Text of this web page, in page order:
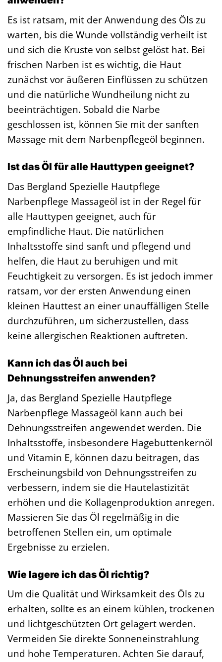
Es ist ratsam, mit der Anwendung des Öls zu
warten, bis die Wunde vollständig verheilt ist
und sich die Kruste von selbst gelöst hat. Bei
frischen Narben ist es wichtig, die Haut
zunächst vor äußeren Einflüssen zu schützen
und die natürliche Wundheilung nicht zu
beeinträchtigen. Sobald die Narbe
geschlossen ist, können Sie mit der sanften
Massage mit dem Narbenpflegeöl beginnen.
Ist das Öl für alle Hauttypen geeignet?
Das Bergland Spezielle Hautpflege
Narbenpflege Massageöl ist in der Regel für
alle Hauttypen geeignet, auch für
empfindliche Haut. Die natürlichen
Inhaltsstoffe sind sanft und pflegend und
helfen, die Haut zu beruhigen und mit
Feuchtigkeit zu versorgen. Es ist jedoch immer
ratsam, vor der ersten Anwendung einen
kleinen Hauttest an einer unauffälligen Stelle
durchzuführen, um sicherzustellen, dass
keine allergischen Reaktionen auftreten.
Kann ich das Öl auch bei
Dehnungsstreifen anwenden?
Ja, das Bergland Spezielle Hautpflege
Narbenpflege Massageöl kann auch bei
Dehnungsstreifen angewendet werden. Die
Inhaltsstoffe, insbesondere Hagebuttenkernöl
und Vitamin E, können dazu beitragen, das
Erscheinungsbild von Dehnungsstreifen zu
verbessern, indem sie die Hautelastizität
erhöhen und die Kollagenproduktion anregen.
Massieren Sie das Öl regelmäßig in die
betroffenen Stellen ein, um optimale
Ergebnisse zu erzielen.
Wie lagere ich das Öl richtig?
Um die Qualität und Wirksamkeit des Öls zu
erhalten, sollte es an einem kühlen, trockenen
und lichtgeschützten Ort gelagert werden.
Vermeiden Sie direkte Sonneneinstrahlung
und hohe Temperaturen. Achten Sie darauf,